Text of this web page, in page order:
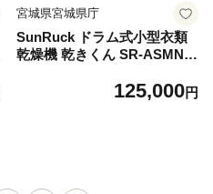
宮城県宮城県庁
SunRuck ドラム式小型衣類
乾燥機 乾きくん SR-ASMN2
125,000円